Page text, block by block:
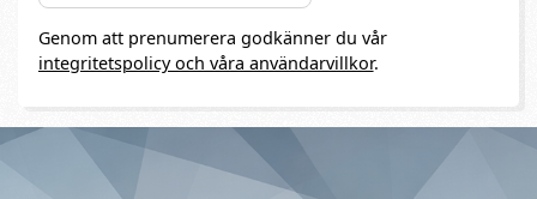
Genom att prenumerera godkänner du vår
integritetspolicy och våra användarvillkor.